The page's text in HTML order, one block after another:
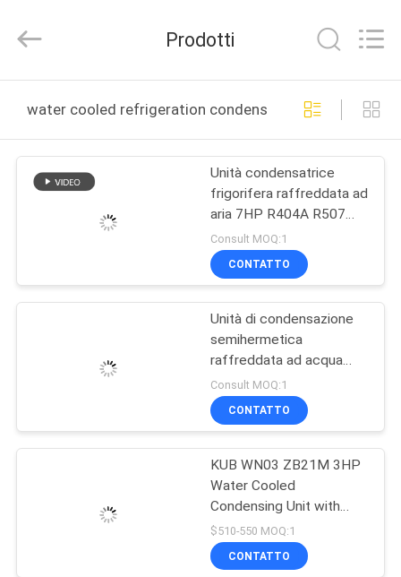
PRODOTTI
CIRCA
FABBRICA
CONTROLLO
Reserved.
Prodotti
water cooled refrigeration condenser produzione
Unità condensatrice
frigorifera raffreddata ad
aria 7HP R404A R507
R134A
Consult MOQ:1
CONTATTO
Unità di condensazione
semihermetica
raffreddata ad acqua
4FES-5Y Condensatore a
tubo di conchiglia
Consult MOQ:1
CONTATTO
KUB WN03 ZB21M 3HP
Water Cooled
Condensing Unit with
380V Voltage R-22/R-
404A Refrigerant and
+10 to -18℃ Cooling
$510-550 MOQ:1
CONTATTO